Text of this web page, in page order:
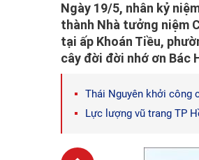
Ngày 19/5, nhân kỷ
thành Nhà tưởng niệm
tại ấp Khoán Tiều,
cây đời đời nhớ ơn Bác
Thái Nguyên khởi công
Lực lượng vũ trang TP